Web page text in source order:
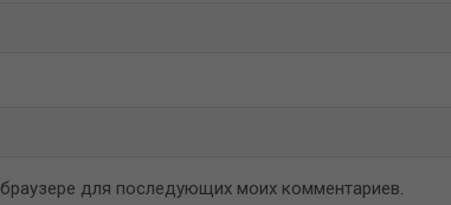
для последующих моих комментариев.